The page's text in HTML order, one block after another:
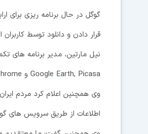
قرار دادن و دانلود توسط کاربران
نیل مارتین، مدیر برنامه های
Google Earth, Picasa و Chrome برای در دسترس قراردادن کاربران ایرانی برای دانلود هستیم.
وی همچنین اعلام کرد مردم
اطلاعات از طریق سرویس های